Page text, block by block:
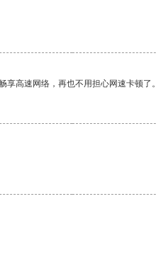
高速网络，再也不用担心网速卡顿了。